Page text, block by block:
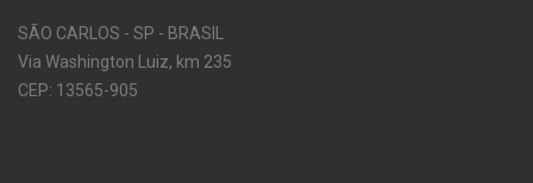
SÃO CARLOS - SP - BRASIL
Via Washington Luiz, km 235
CEP: 13565-905